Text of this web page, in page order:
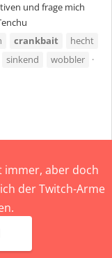
und frage mich
crankbait
hecht
sinkend
wobbler
immer, aber doch
der Twitch-Arme